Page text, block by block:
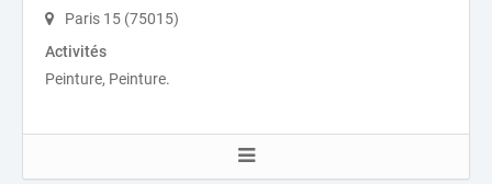
Paris 15 (75015)
Activités
Peinture, Peinture.